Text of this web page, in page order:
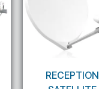
RECEPTION